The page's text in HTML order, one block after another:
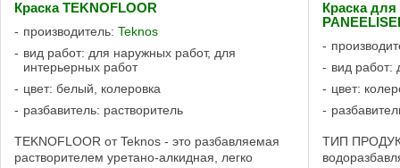
Краска TEKNOFLOOR
производитель: Teknos
вид работ: для наружных работ, для
интерьерных работ
цвет: белый, колеровка
разбавитель: растворитель
TEKNOFLOOR от Teknos - это разбавляемая
растворителем уретано-алкидная, легко
Краска
вид работ:
цвет:
ТИП